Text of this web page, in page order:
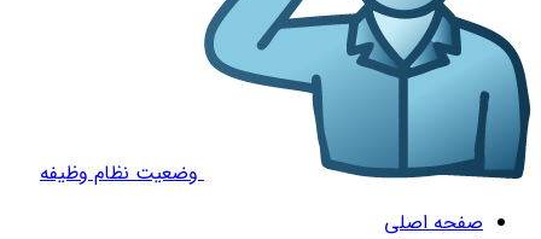
وضعیت نظام وظیفه
صفحه اصلی